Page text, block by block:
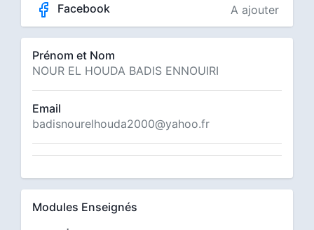
Facebook A ajouter
Prénom et Nom
NOUR EL HOUDA BADIS ENNOUIRI
Email
badisnourelhouda2000@yahoo.fr
Modules Enseignés